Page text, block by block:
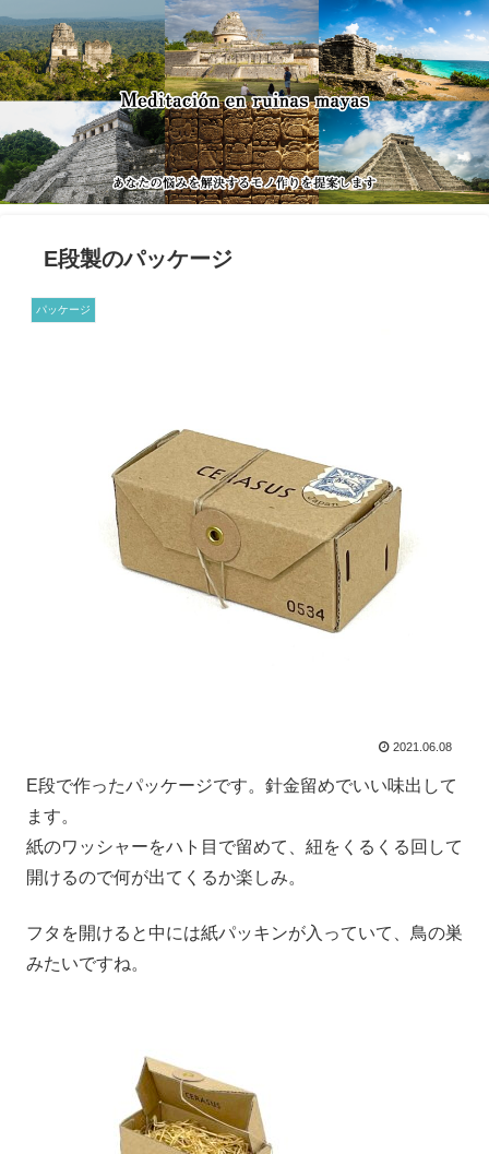
E段製のパッケージ
パッケージ
2021.06.08
E段で作ったパッケージです。針金留めでいい味出して
ます。
紙のワッシャーをハト目で留めて、紐をくるくる回して
開けるので何が出てくるか楽しみ。
フタを開けると中には紙パッキンが入っていて、鳥の巣
みたいですね。